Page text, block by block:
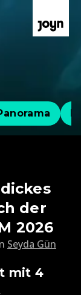
der
2026
Seyda Gün
mit 4